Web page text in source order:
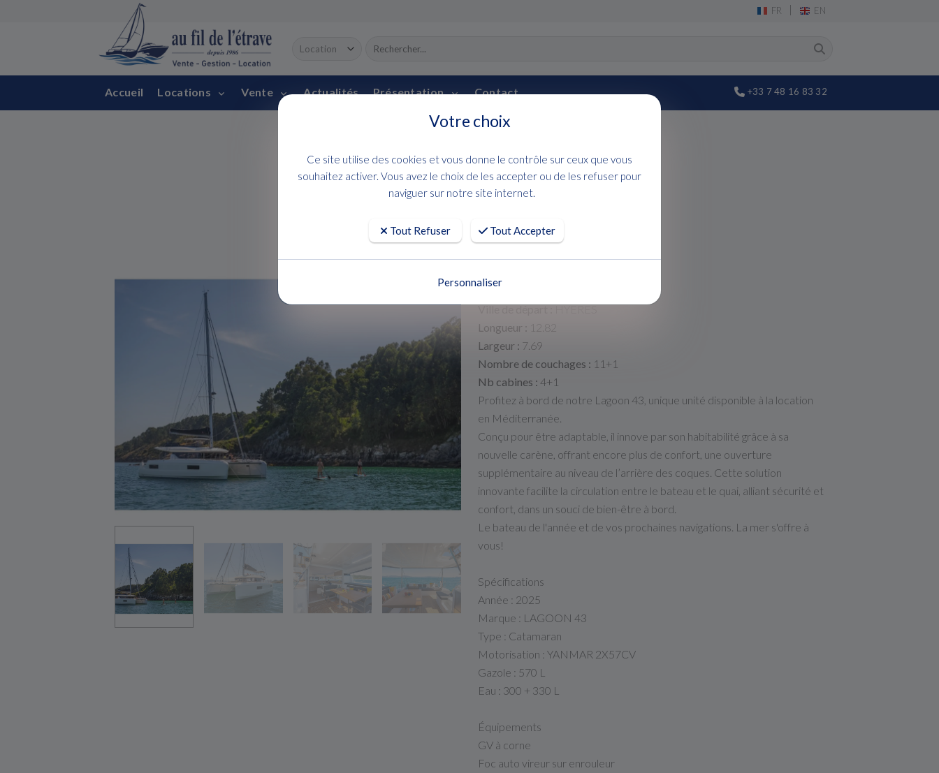
FR | EN
Accueil Locations Vente Actualités Présentation Contact +33 7 48 16 83 32
NOUVEAUTE 2025!
Location LAGOON 43
Demandez un devis
Ville de départ :HYERES
Longueur :
12.82
Largeur : 7.69
Nombre de couchages : 11+1
Nb cabines : 4+1
Profitez à bord de notre Lagoon 43, unique unité disponible à la location
en Méditerranée.
Conçu pour être adaptable, il innove par son habitabilité grâce à sa
nouvelle carène, offrant encore plus de confort, une ouverture
supplémentaire au niveau de l’arrière des coques. Cette solution
innovante facilite la circulation entre le bateau et le quai, alliant sécurité et
confort, dans un souci de bien-être à bord.
Le bateau de l'année et de vos prochaines navigations. La mer s'offre à
vous!
Spécifications
Année : 2025
Marque : LAGOON 43
Type : Catamaran
Motorisation : YANMAR 2X57CV
Gazole : 570 L
Eau : 300 + 330 L
Équipements
GV à corne
Foc auto vireur sur enrouleur
Votre choix
Ce site utilise des cookies et vous donne le contrôle sur ceux que vous
souhaitez activer. Vous avez le choix de les accepter ou de les refuser pour
naviguer sur notre site internet.
Tout Refuser Tout Accepter
Personnaliser